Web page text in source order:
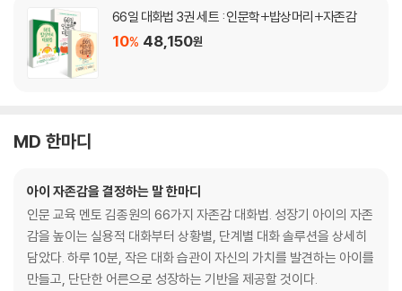
66일 대화법 3권 세트 : 인문학+밥상머리+자존감
10% 48,150원
MD 한마디
아이 자존감을 결정하는 말 한마디
인문 교육 멘토 김종원의 66가지 자존감 대화법. 성장기 아이의 자존
감을 높이는 실용적 대화부터 상황별, 단계별 대화 솔루션을 상세히
담았다. 하루 10분, 작은 대화 습관이 자신의 가치를 발견하는 아이를
만들고, 단단한 어른으로 성장하는 기반을 제공할 것이다.